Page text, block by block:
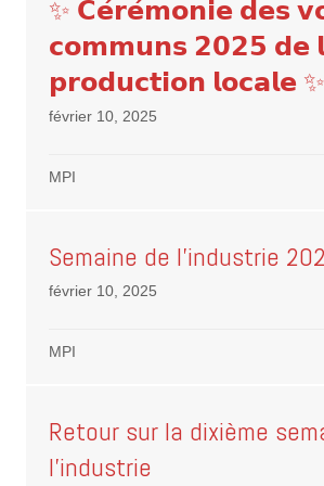
✨ 𝗖𝗲́𝗿𝗲́𝗺𝗼𝗻𝗶𝗲 𝗱𝗲𝘀
𝗰𝗼𝗺𝗺𝘂𝗻𝘀 𝟮𝟬𝟮𝟱 𝗱𝗲
𝗽𝗿𝗼𝗱𝘂𝗰𝘁𝗶𝗼𝗻 𝗹𝗼𝗰𝗮𝗹𝗲 ✨
février 10, 2025
MPI
Semaine de l’industrie
février 10, 2025
MPI
Retour sur la dixième
l’industrie